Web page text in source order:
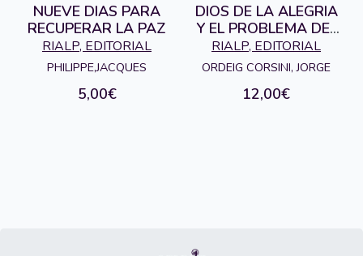
NUEVE DIAS PARA
RECUPERAR LA PAZ
RIALP, EDITORIAL
PHILIPPE,JACQUES
5,00€
DIOS DE LA ALEGRIA
Y EL PROBLEMA DEL
DOLOR
RIALP, EDITORIAL
ORDEIG CORSINI, JORGE
12,00€